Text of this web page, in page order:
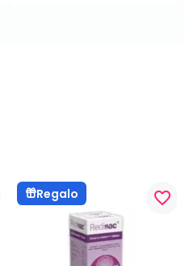
Regalo favorite_border